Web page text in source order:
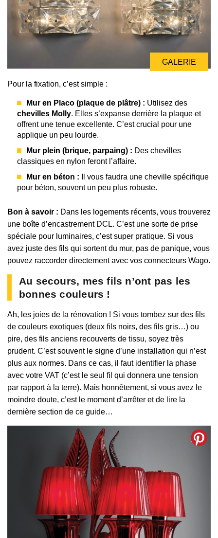
GALERIE
Pour la fixation, c’est simple :
Mur en Placo (plaque de plâtre) : Utilisez des
chevilles Molly. Elles s’expanse derrière la plaque et
offrent une tenue excellente. C’est crucial pour une
applique un peu lourde.
Mur plein (brique, parpaing) : Des chevilles
classiques en nylon feront l’affaire.
Mur en béton : Il vous faudra une cheville spécifique
pour béton, souvent un peu plus robuste.
Bon à savoir : Dans les logements récents, vous trouverez
une boîte d’encastrement DCL. C’est une sorte de prise
spéciale pour luminaires, c’est super pratique. Si vous
avez juste des fils qui sortent du mur, pas de panique, vous
pouvez raccorder directement avec vos connecteurs Wago.
Au secours, mes fils n’ont pas les
bonnes couleurs !
Ah, les joies de la rénovation ! Si vous tombez sur des fils
de couleurs exotiques (deux fils noirs, des fils gris…) ou
pire, des fils anciens recouverts de tissu, soyez très
prudent. C’est souvent le signe d’une installation qui n’est
plus aux normes. Dans ce cas, il faut identifier la phase
avec votre VAT (c’est le seul fil qui donnera une tension
par rapport à la terre). Mais honnêtement, si vous avez le
moindre doute, c’est le moment d’arrêter et de lire la
dernière section de ce guide…